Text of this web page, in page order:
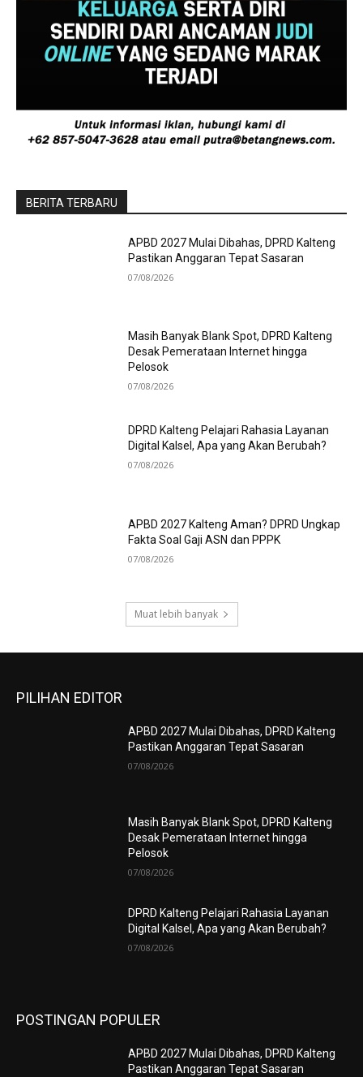
BERITA TERBARU
APBD 2027 Mulai Dibahas, DPRD Kalteng
Pastikan Anggaran Tepat Sasaran
07/08/2026
Masih Banyak Blank Spot, DPRD Kalteng
Desak Pemerataan Internet hingga
Pelosok
07/08/2026
DPRD Kalteng Pelajari Rahasia Layanan
Digital Kalsel, Apa yang Akan Berubah?
07/08/2026
APBD 2027 Kalteng Aman? DPRD Ungkap
Fakta Soal Gaji ASN dan PPPK
07/08/2026
Muat lebih banyak
PILIHAN EDITOR
APBD 2027 Mulai Dibahas, DPRD Kalteng
Pastikan Anggaran Tepat Sasaran
07/08/2026
Masih Banyak Blank Spot, DPRD Kalteng
Desak Pemerataan Internet hingga
Pelosok
07/08/2026
DPRD Kalteng Pelajari Rahasia Layanan
Digital Kalsel, Apa yang Akan Berubah?
07/08/2026
POSTINGAN POPULER
APBD 2027 Mulai Dibahas, DPRD Kalteng
Pastikan Anggaran Tepat Sasaran